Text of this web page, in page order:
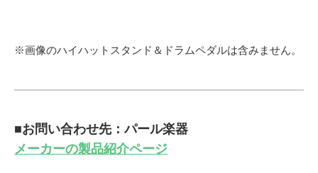
※画像のハイハットスタンド＆ドラムペダルは含みません。
■お問い合わせ先：パール楽器
メーカーの製品紹介ページ